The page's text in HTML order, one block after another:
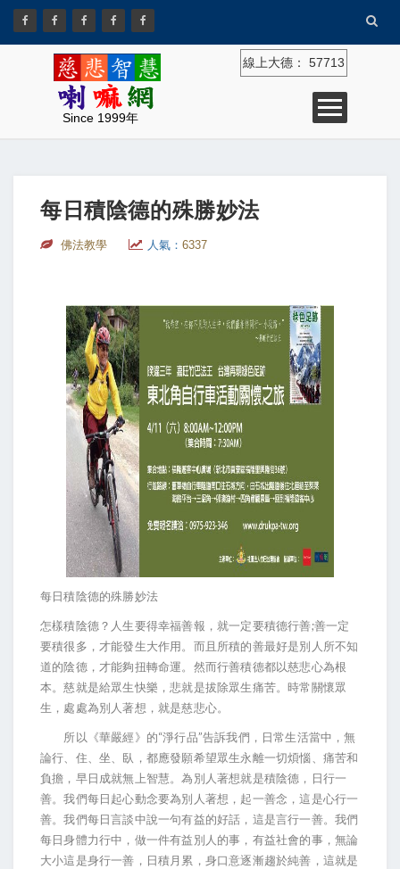
Since 1999年
線上大德： 57713
每日積陰德的殊勝妙法
佛法教學 人氣： 6337
每日積陰德的殊勝妙法
怎樣積陰德？人生要得幸福善報，就一定要積德行善;善一定
要積很多，才能發生大作用。而且所積的善最好是別人所不知
道的陰德，才能夠扭轉命運。然而行善積德都以慈悲心為根
本。慈就是給眾生快樂，悲就是拔除眾生痛苦。時常關懷眾
生，處處為別人著想，就是慈悲心。
所以《華嚴經》的“淨行品”告訴我們，日常生活當中，無
論行、住、坐、臥，都應發願希望眾生永離一切煩惱、痛苦和
負擔，早日成就無上智慧。為別人著想就是積陰德，日行一
善。我們每日起心動念要為別人著想，起一善念，這是心行一
善。我們每日言談中說一句有益的好話，這是言行一善。我們
每日身體力行中，做一件有益別人的事，有益社會的事，無論
大小這是身行一善，日積月累，身口意逐漸趨於純善，這就是